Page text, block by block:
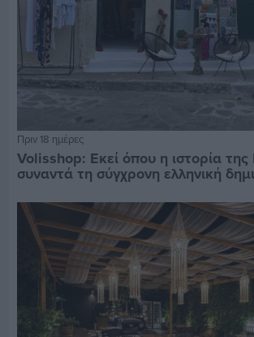
Πριν 18 ημέρες
Volisshop: Εκεί όπου η ιστορία της
συναντά τη σύγχρονη ελληνική